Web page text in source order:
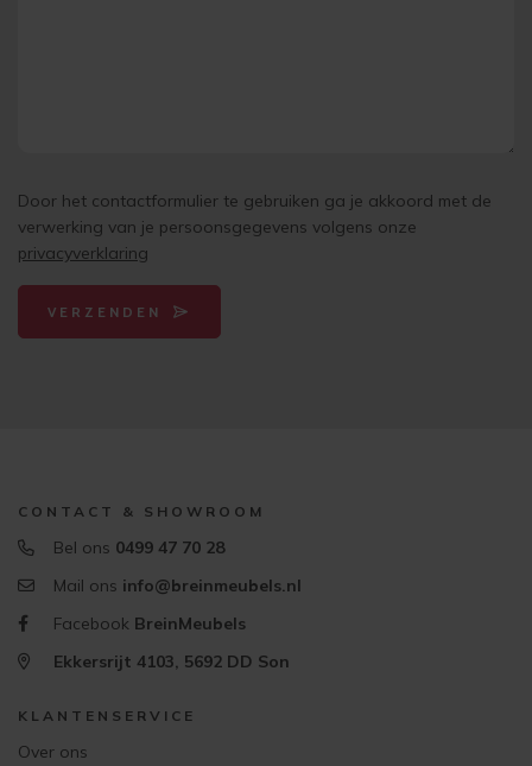
Door het contactformulier te gebruiken ga je akkoord met de
verwerking van je persoonsgegevens volgens onze
privacyverklaring
VERZENDEN
CONTACT & SHOWROOM
Bel ons 0499 47 70 28
Mail ons info@breinmeubels.nl
Facebook BreinMeubels
Ekkersrijt 4103, 5692 DD Son
KLANTENSERVICE
Over ons